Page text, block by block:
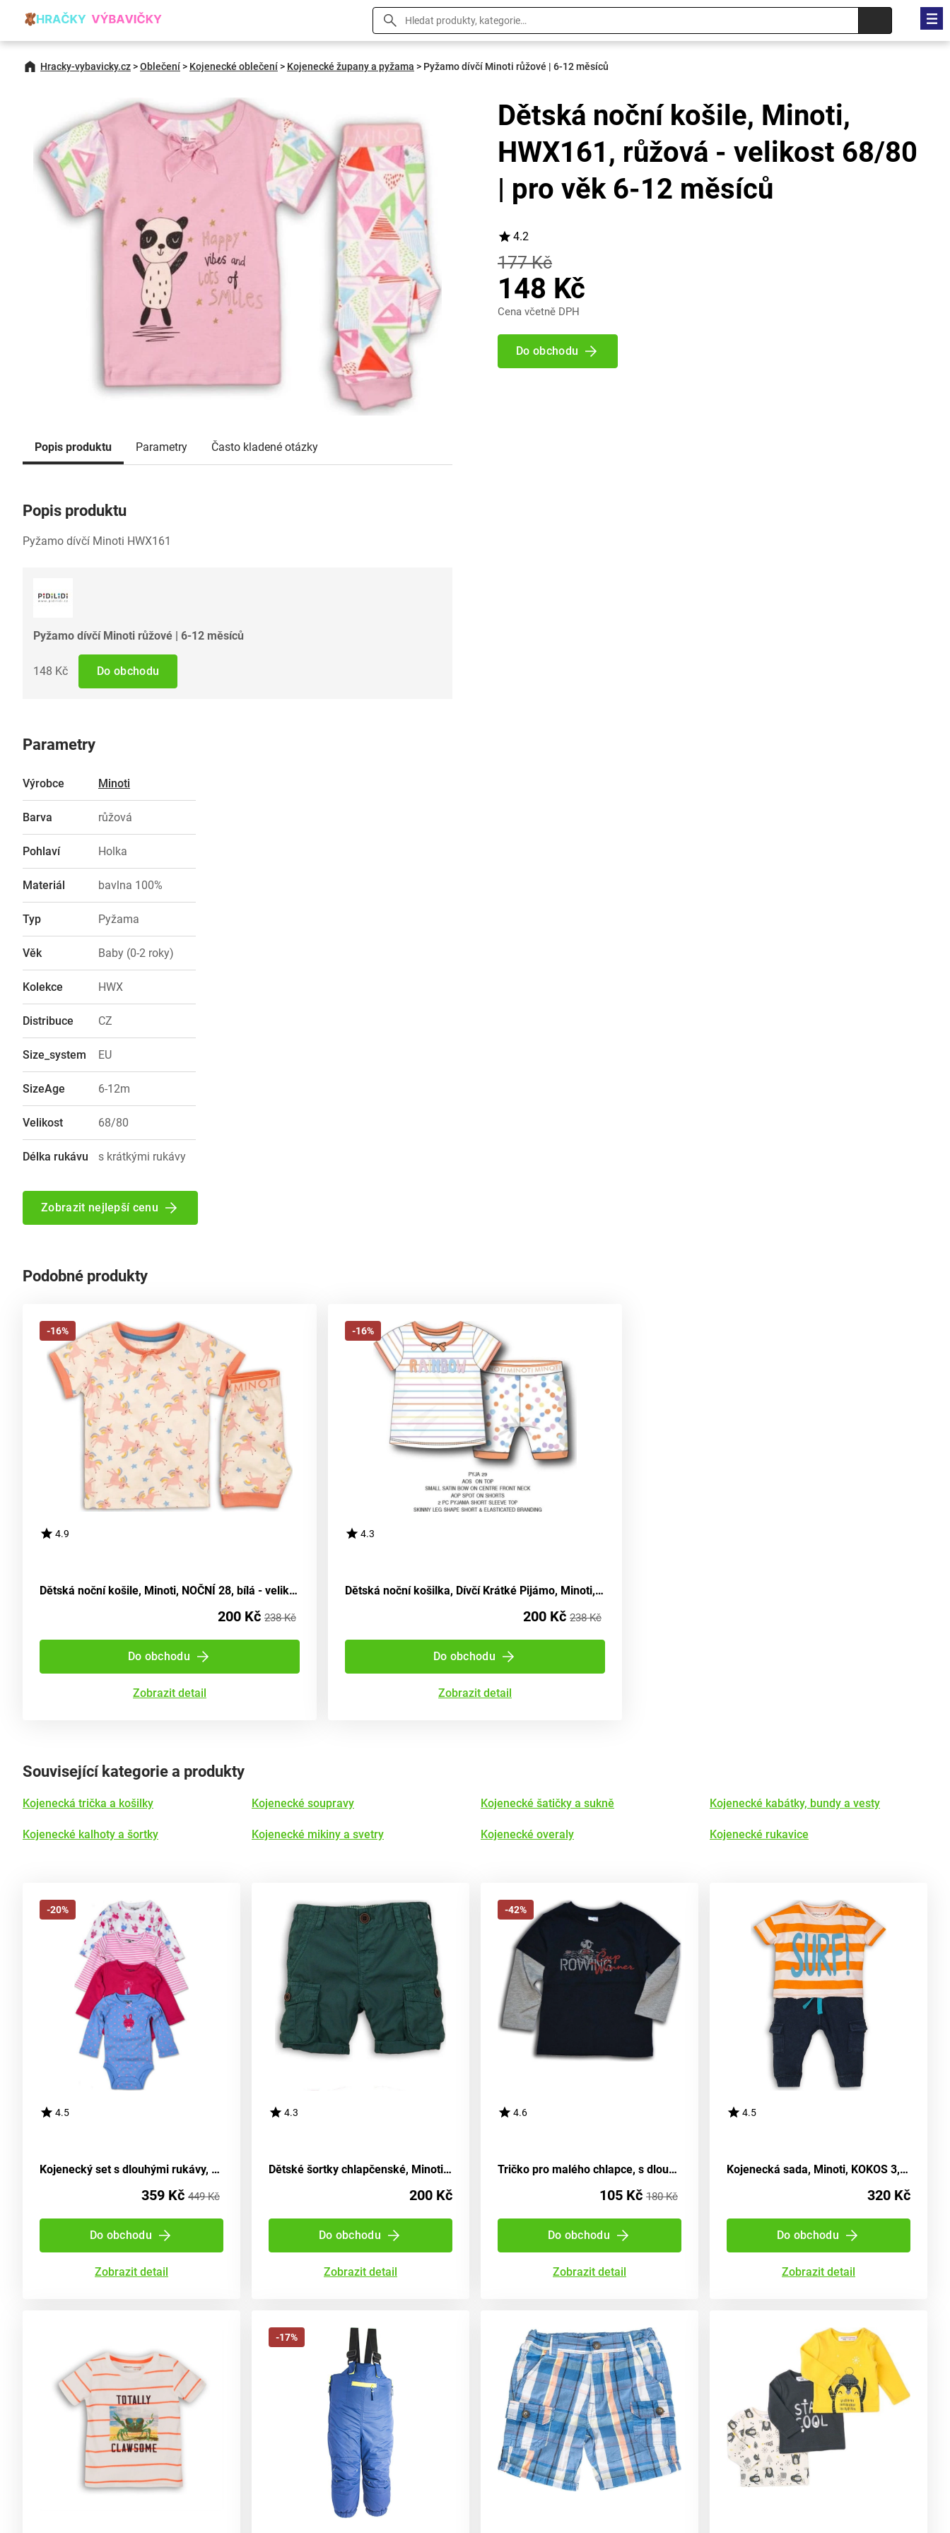
Hracky-vybavicky.cz>Oblečení> Kojenecké oblečení> Kojenecké župany a pyžama > Pyžamo dívčí Minoti růžové | 6-12 měsíců
Popis produktu Parametry Často kladené otázky
Popis produktu
Pyžamo dívčí Minoti HWX161
Pyžamo dívčí Minoti růžové | 6-12 měsíců
148 Kč Do obchodu
Parametry
Výrobce Minoti
Barva růžová
Pohlaví Holka
Materiál bavlna 100%
Typ Pyžama
Věk Baby (0-2 roky)
Kolekce HWX
Distribuce CZ
Size_system EU
SizeAge 6-12m
Velikost 68/80
Délka rukávu s krátkými rukávy
Zobrazit nejlepší cenu
Dětská noční košile, Minoti,
HWX161, růžová - velikost 68/80
| pro věk 6-12 měsíců
4.2
177 Kč
148 Kč
Cena včetně DPH
Do obchodu
Podobné produkty
-16%
4.9
Dětská noční košile, Minoti, NOČNÍ 28, bílá - velikost 86/92 | 18-24 měsíců
200 Kč 238 Kč
Do obchodu
Zobrazit detail
-16%
4.3
Dětská noční košilka, Dívčí Krátké Pijámo, Minoti, PYJA 29, Velikost holčička - 92/98 | 2/3let
200 Kč 238 Kč
Do obchodu
Zobrazit detail
Související kategorie a produkty
Kojenecká trička a košilky
Kojenecké kalhoty a šortky
Kojenecké soupravy
Kojenecké mikiny a svetry
Kojenecké šatičky a sukně
Kojenecké overaly
Kojenecké kabátky, bundy a vesty
Kojenecké rukavice
-20%
4.5
Kojenecký set s dlouhými rukávy, Pidilidi, PD1003, pro dívku - velikost 68/74 | 6-9 měsíců
359 Kč 449 Kč
Do obchodu
Zobrazit detail
4.3
Dětské šortky chlapčenské, Minoti, DESERT 2, zelené - velikost 92/98 | pro věk 2-3 let
200 Kč
Do obchodu
Zobrazit detail
-42%
4.6
Tričko pro malého chlapce, s dlouhými rukávy, od značky Wendee, v tmavě modrém provedení - velikost 98 | Věk 3 roky
105 Kč 180 Kč
Do obchodu
Zobrazit detail
4.5
Kojenecká sada, Minoti, KOKOS 3, žluté - 86/92
320 Kč
Do obchodu
Zobrazit detail
-17%